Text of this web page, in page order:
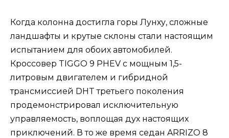
Когда колонна достигла горы Лунху, сложные
ландшафты и крутые склоны стали настоящим
испытанием для обоих автомобилей.
Кроссовер TIGGO 9 PHEV с мощным 1,5-
литровым двигателем и гибридной
трансмиссией DHT третьего поколения
продемонстрировал исключительную
управляемость, воплощая дух настоящих
приключений. В то же время седан ARRIZO 8